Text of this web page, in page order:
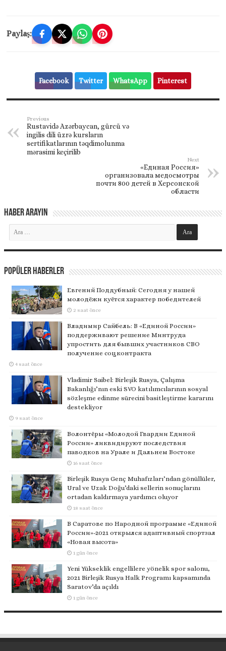
Paylaş:
Facebook Twitter WhatsApp Pinterest
Previous
Rustavidə Azərbaycan, gürcü və
ingilis dili üzrə kursların
sertifikatlarının təqdimolunma
mərasimi keçirilib
Next
«Единая Россия»
организовала медосмотры
почти 800 детей в Херсонской
области
Haber Arayın
Popüler Haberler
Евгений Поддубный: Сегодня у нашей
молодёжи куётся характер победителей
2 saat önce
Владимир Сайбель: В «Единой России»
поддерживают решение Минтруда
упростить для бывших участников СВО
получение соцконтракта
4 saat önce
Vladimir Saibel: Birleşik Rusya, Çalışma
Bakanlığı’nın eski SVO katılımcılarının sosyal
sözleşme edinme sürecini basitleştirme kararını
destekliyor
9 saat önce
Волонтёры «Молодой Гвардии Единой
России» ликвидируют последствия
паводков на Урале и Дальнем Востоке
16 saat önce
Birleşik Rusya Genç Muhafızları’ndan gönüllüler,
Ural ve Uzak Doğu’daki sellerin sonuçlarını
ortadan kaldırmaya yardımcı oluyor
18 saat önce
В Саратове по Народной программе «Единой
России»-2021 открылся адаптивный спортзал
«Новая высота»
1 gün önce
Yeni Yükseklik engellilere yönelik spor salonu,
2021 Birleşik Rusya Halk Programı kapsamında
Saratov’da açıldı
1 gün önce